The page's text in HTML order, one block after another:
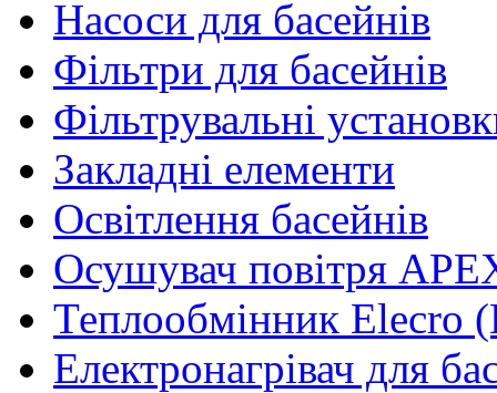
Насоси для басейнів
Фільтри для басейнів
Фільтрувальні
Закладні елементи
Освітлення басейнів
Осушувач повітря
Теплообмінник Elecro
Електронагрівач для